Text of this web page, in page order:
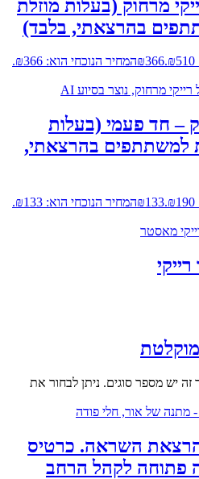
רייקי מרחוק (בעלות מוזלת
בהרצאתי, בלבד)
₪366
המחיר הנוכחי הוא: ₪366.
– חד פעמי (בעלות
למשתתפים בהרצאתי,
₪133
המחיר הנוכחי הוא: ₪133.
זה יש מספר סוגים. ניתן לבחור את
השראה. כרטיס
פתוחה לקהל הרחב